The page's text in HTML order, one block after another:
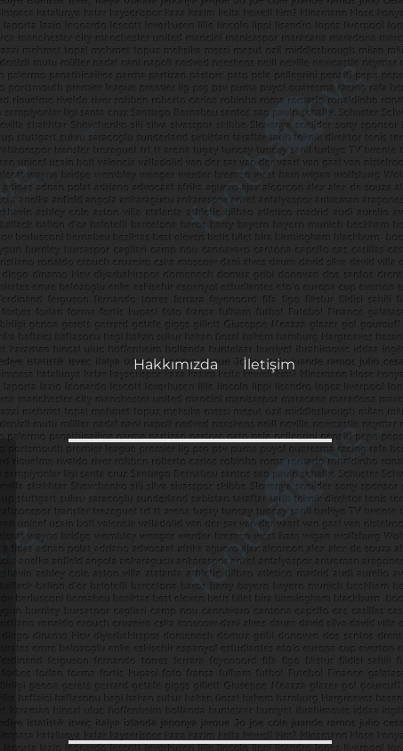
Hakkımızda İletişim